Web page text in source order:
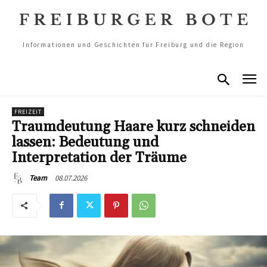
Informationen und Geschichten für Freiburg und die Region
FREIZEIT
Traumdeutung Haare kurz schneiden
lassen: Bedeutung und
Interpretation der Träume
Team 08.07.2026